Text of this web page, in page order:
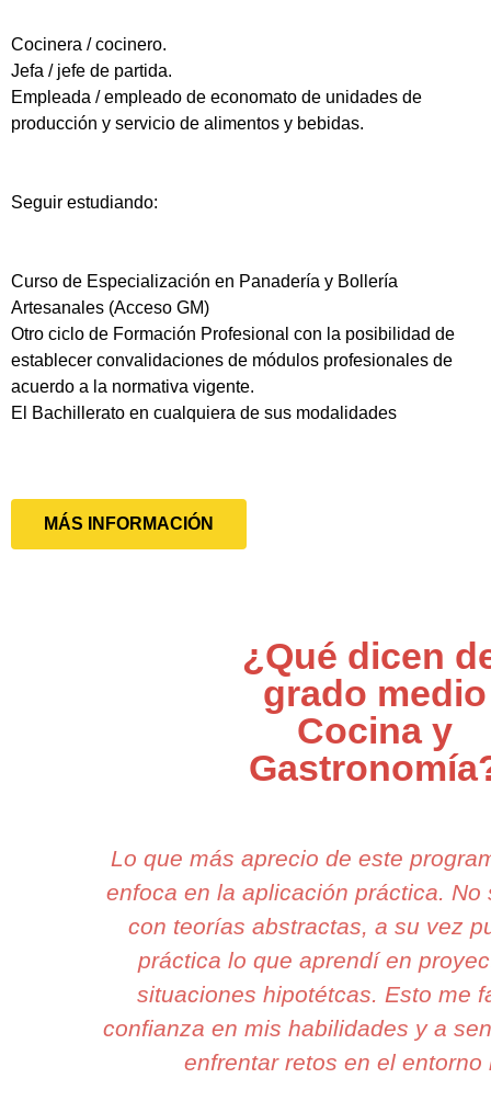
Cocinera / cocinero.
Jefa / jefe de partida.
Empleada / empleado de economato de unidades de
producción y servicio de alimentos y bebidas.
Seguir estudiando:
Curso de Especialización en Panadería y Bollería
Artesanales (Acceso GM)
Otro ciclo de Formación Profesional con la posibilidad de
establecer convalidaciones de módulos profesionales de
acuerdo a la normativa vigente.
El Bachillerato en cualquiera de sus modalidades
MÁS INFORMACIÓN
¿Qué dicen
grado medio
Cocina y
Lo que más aprecio de este
enfoca en la aplicación práctica. No
con teorías abstractas, a su vez
práctica lo que aprendí en
situaciones hipotétcas. Esto me
confianza en mis habilidades y a
enfrentar retos en el entorno